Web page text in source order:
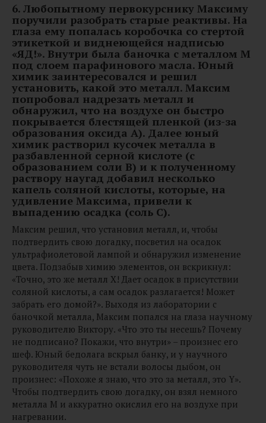
6. Любопытному первокурснику Максиму
поручили разобрать старые реактивы. На
глаза ему попалась коробочка со стертой
этикеткой и виднеющейся надписью
«ЯД!». Внутри была баночка с металлом M
под слоем парафинового масла. Юный
химик заинтересовался и решил
установить, какой это металл. Максим
попробовал надрезать металл и
обнаружил, что на воздухе он быстро
покрывается блестящей пленкой (из-за
образования оксида A). Далее юный
химик растворил кусочек металла в
разбавленной серной кислоте (с
образованием соли B) и к полученному
раствору наугад добавил несколько
капель соляной кислоты, которые, на
удивление Максима, привели к
выпадению осадка (соль C).
Максим решил, что установил металл, и, чтобы
подтвердить свою догадку, посветил на осадок
ультрафиолетовой лампой и обнаружил изменение
цвета. Подзабыв химию элементов, он вскрикнул:
«Точно, это же металл X! Дает осадок в присутствии
соляной кислоты, а сам осадок разлагается! Может
забрать его домой?». Выходя из лаборатории с
баночкой металла, Максим попался на глаза научному
руководителю Виктору. «Что это ты несешь? Почему
не подписано? Покажи, что внутри» – произнес его
шеф. Юный бедолага вскрыл банку, и у научного
руководителя чуть не встали волосы дыбом, он
произнес: «Похоже я знаю, что это за металл, это Y».
Чтобы подтвердить свою догадку, он взял немного
металла M и аккуратно окислил его на воздухе при
нагревании.